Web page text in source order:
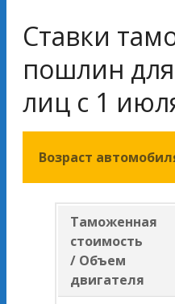
Ставки
пошлин
лиц с 1
Возраст
Таможенная
стоимость
/ Объем
двигателя